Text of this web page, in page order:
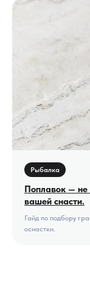
Рыбалка
Поплавок — не
вашей снасти.
Гайд по подбору
оснастки.